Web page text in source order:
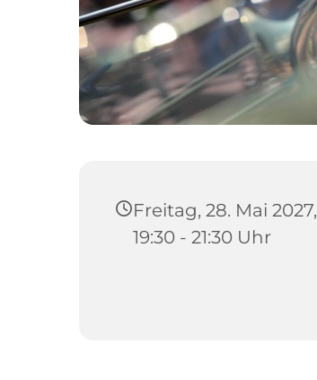
Freitag, 28. Mai 2027,
19:30 - 21:30 Uhr